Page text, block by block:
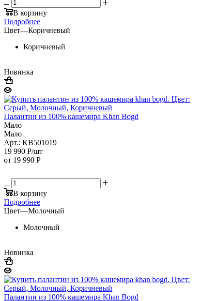
В корзину
Подробнее
Цвет—Коричневый
Коричневый
Новинка
Палантин из 100% кашемира Khan Bogd
Мало
Мало
Арт.: KB501019
19 990 Р/шт
от 19 990 Р
В корзину
Подробнее
Цвет—Молочный
Молочный
Новинка
Палантин из 100% кашемира Khan Bogd